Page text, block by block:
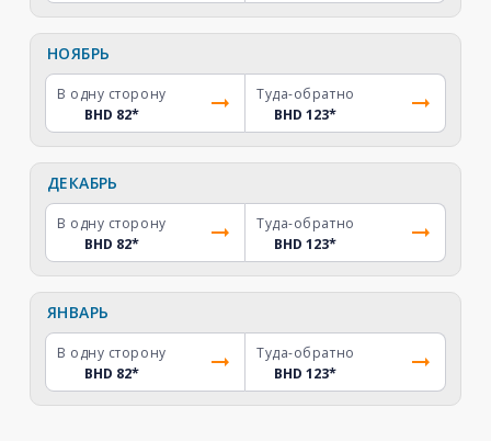
НОЯБРЬ
В одну сторону
BHD 82*
Туда-обратно
BHD 123*
ДЕКАБРЬ
В одну сторону
BHD 82*
Туда-обратно
BHD 123*
ЯНВАРЬ
В одну сторону
BHD 82*
Туда-обратно
BHD 123*